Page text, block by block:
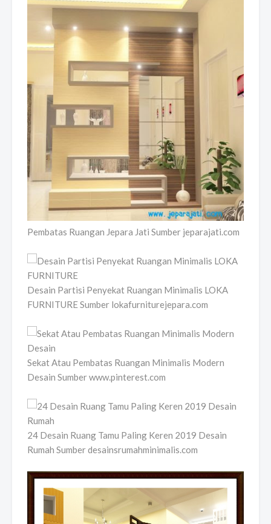
Pembatas Ruangan Jepara Jati Sumber jeparajati.com
Desain Partisi Penyekat Ruangan Minimalis LOKA
FURNITURE Sumber lokafurniturejepara.com
Sekat Atau Pembatas Ruangan Minimalis Modern
Desain Sumber www.pinterest.com
24 Desain Ruang Tamu Paling Keren 2019 Desain
Rumah Sumber desainsrumahminimalis.com